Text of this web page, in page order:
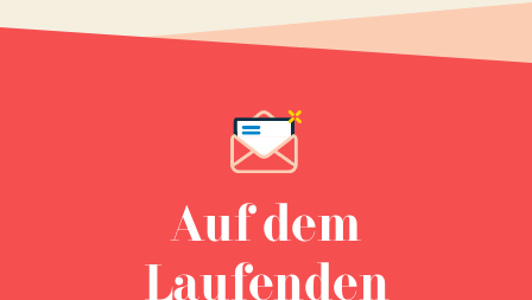
Auf dem
Laufenden